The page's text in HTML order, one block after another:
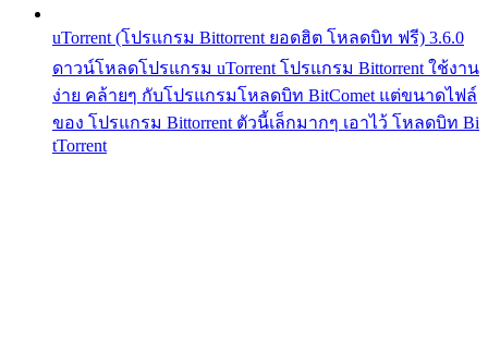
uTorrent (โปรแกรม Bittorrent ยอดฮิต โหลดบิท ฟรี) 3.6.0
ดาวน์โหลดโปรแกรม uTorrent โปรแกรม Bittorrent ใช้งาน
ง่าย คล้ายๆ กับโปรแกรมโหลดบิท BitComet แต่ขนาดไฟล์
ของ โปรแกรม Bittorrent ตัวนี้เล็กมากๆ เอาไว้ โหลดบิท Bi
tTorrent